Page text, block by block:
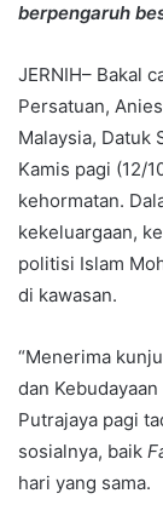
berpengaruh
JERNIH– Bakal
Persatuan,
Malaysia, Datuk
Kamis pagi (12/
kehormatan.
kekeluargaan,
politisi Islam
di kawasan.
“Menerima
dan
Putrajaya pagi
sosialnya, baik
hari yang sama.